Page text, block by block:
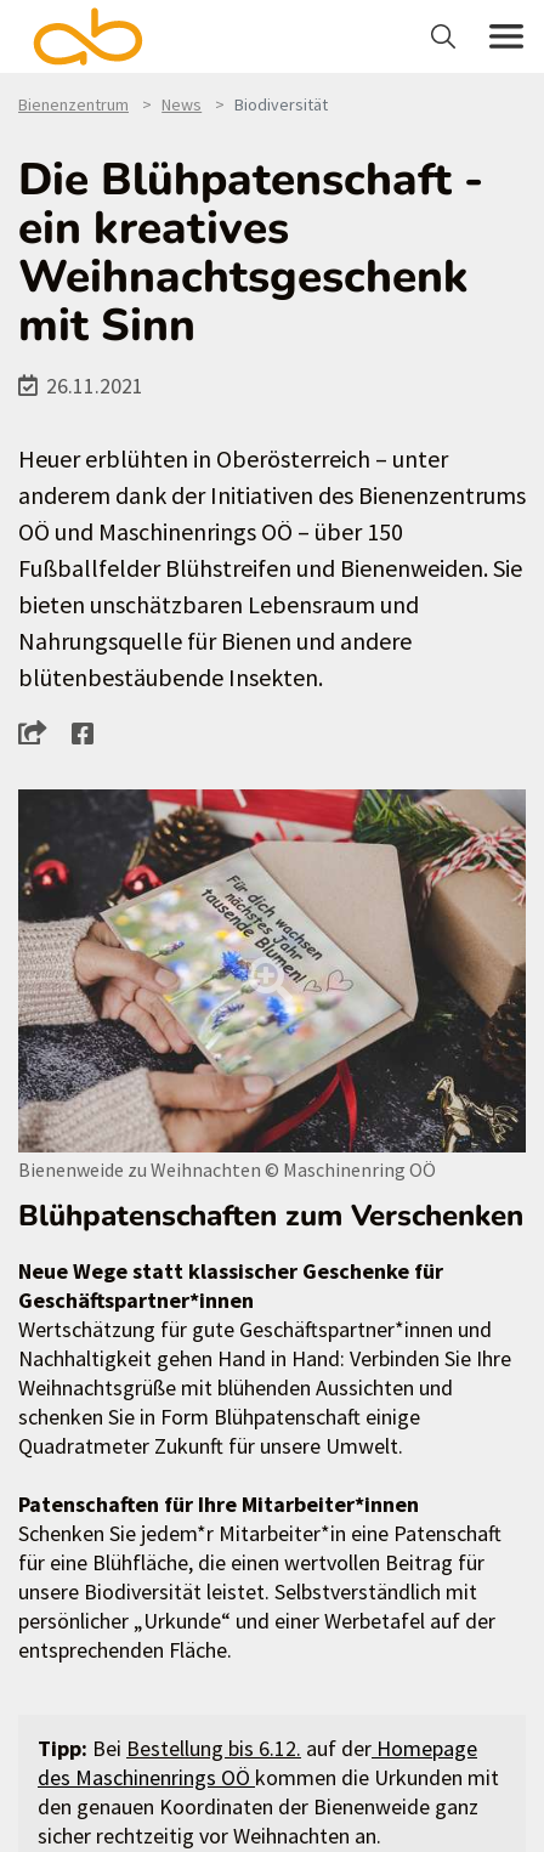
Bienenzentrum News Biodiversität
Die Blühpatenschaft -
ein kreatives
Weihnachtsgeschenk
mit Sinn
26.11.2021
Heuer erblühten in Oberösterreich – unter
anderem dank der Initiativen des Bienenzentrums
OÖ und Maschinenrings OÖ – über 150
Fußballfelder Blühstreifen und Bienenweiden. Sie
bieten unschätzbaren Lebensraum und
Nahrungsquelle für Bienen und andere
blütenbestäubende Insekten.
Bienenweide zu Weihnachten © Maschinenring OÖ
Blühpatenschaften zum Verschenken
Neue Wege statt klassischer Geschenke für
Geschäftspartner*innen
Wertschätzung für gute Geschäftspartner*innen und
Nachhaltigkeit gehen Hand in Hand: Verbinden Sie Ihre
Weihnachtsgrüße mit blühenden Aussichten und
schenken Sie in Form Blühpatenschaft einige
Quadratmeter Zukunft für unsere Umwelt.
Patenschaften für Ihre Mitarbeiter*innen
Schenken Sie jedem*r Mitarbeiter*in eine Patenschaft
für eine Blühfläche, die einen wertvollen Beitrag für
unsere Biodiversität leistet. Selbstverständlich mit
persönlicher „Urkunde“ und einer Werbetafel auf der
entsprechenden Fläche.
Tipp: Bei Bestellung bis 6.12. auf der Homepage
des Maschinenrings OÖ kommen die Urkunden mit
den genauen Koordinaten der Bienenweide ganz
sicher rechtzeitig vor Weihnachten an.